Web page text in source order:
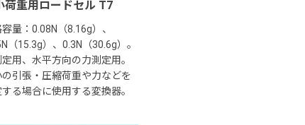
荷重用ロードセル T7
量：0.08N（8.16g）、
（15.3g）、0.3N（30.6g）。
用、水平方向の力測定用。
引張・圧縮荷重や力などを
る場合に使用する変換器。